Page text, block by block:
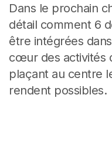
Dans le prochain
détail comment 6
être intégrées
cœur des activités
plaçant au centre
rendent possibles.